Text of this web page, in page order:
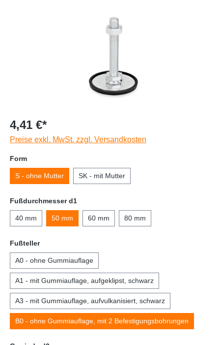
4,41 €*
Preise exkl. MwSt. zzgl. Versandkosten
Form
S - ohne Mutter SK - mit Mutter
Fußdurchmesser d1
40 mm 50 mm 60 mm 80 mm
Fußteller
A0 - ohne Gummiauflage
A1 - mit Gummiauflage, aufgeklipst, schwarz
A3 - mit Gummiauflage, aufvulkanisiert, schwarz
B0 - ohne Gummiauflage, mit 2 Befestigungsbohrungen